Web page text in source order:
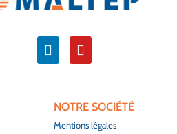
NOTRE SOCIÉTÉ
Mentions légales